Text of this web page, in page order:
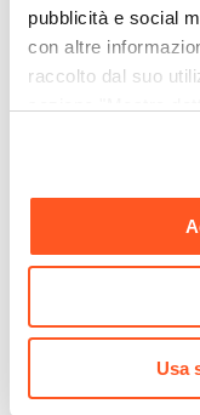
pubblicità e social
con altre
raccolto dal suo
momento. Per
Usa
€ 55,00
Pergola 4x4 m in